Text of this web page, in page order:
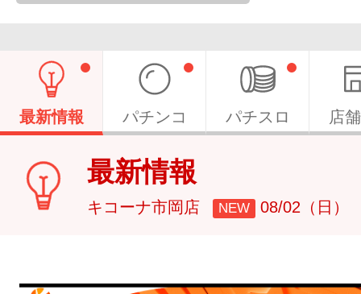
最新情報 パチンコ パチスロ 店
最新情報
キコーナ市岡店 NEW 08/02（日）